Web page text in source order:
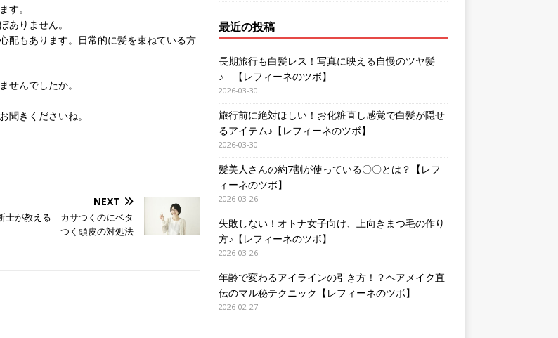
す。
ありません。
配もあります。日常的に髪を束ねている方
せんでしたか。
聞きくださいね。
NEXT
士が教える カサつくのにベタ
つく頭皮の対処法
最近の投稿
長期旅行も白髪レス！写真に映える自慢のツヤ髪
♪ 【レフィーネのツボ】
2026-03-30
旅行前に絶対ほしい！お化粧直し感覚で白髪が隠せ
るアイテム♪【レフィーネのツボ】
2026-03-30
髪美人さんの約7割が使っている〇〇とは？【レフ
ィーネのツボ】
2026-03-26
失敗しない！オトナ女子向け、上向きまつ毛の作り
方♪【レフィーネのツボ】
2026-03-26
年齢で変わるアイラインの引き方！？ヘアメイク直
伝のマル秘テクニック【レフィーネのツボ】
2026-02-27